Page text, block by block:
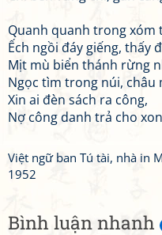
Bình luận nhanh
Quanh quanh trong xóm
Ếch ngồi đáy giếng, thấy
Mịt mù biển thánh rừng
Ngọc tìm trong núi, châu
Xin ai đèn sách ra công,
Nợ công danh trả cho
Việt ngữ ban Tú tài, nhà in
1952